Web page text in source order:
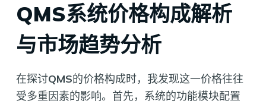
QMS系统价格构成解析
与市场趋势分析
在探讨QMS的价格构成时，我发现这一价格往往
受多重因素的影响。首先，系统的功能模块配置